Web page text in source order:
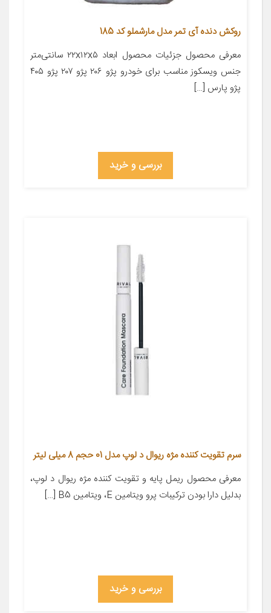
روکش دنده آی تمر مدل مارشملو کد 185
معرفی محصول جزئیات محصول ابعاد ۲۲x۱۲x۵ سانتی‌متر
جنس ویسکوز مناسب برای خودرو پژو ۲۰۶ پژو ۲۰۷ پژو ۴۰۵
پژو پارس […]
بررسی و خرید
سرم تقویت کننده مژه ریوال د لوپ مدل 01 حجم 8 میلی لیتر
معرفی محصول ریمل پایه و تقویت کننده مژه ریوال د لوپ،
بدلیل دارا بودن ترکیبات پرو ویتامین E، ویتامین B5 […]
بررسی و خرید